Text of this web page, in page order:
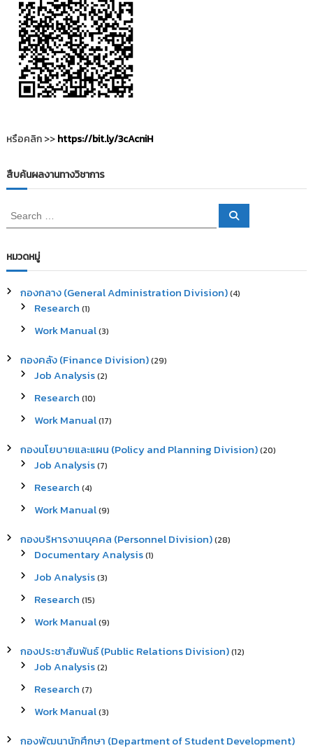
หรือคลิก >>https://bit.ly/3cAcniH
สืบค้นผลงานทางวิชาการ
e
r
c
f
S
หมวดหมู่
กองกลาง (General Administration Division)(4)
Research (1)
Work Manual(3)
กองคลัง (Finance Division)(29)
Job Analysis(2)
Research (10)
Work Manual(17)
กองนโยบายและแผน (Policy and Planning Division)(20)
Job Analysis(7)
Research (4)
Work Manual(9)
กองบริหารงานบุคคล (Personnel Division)(28)
Documentary Analysis(1)
Job Analysis(3)
Research (15)
Work Manual(9)
กองประชาสัมพันธ์ (Public Relations Division)(12)
Job Analysis(2)
Research (7)
Work Manual(3)
กองพัฒนานักศึกษา (Department of Student Development)